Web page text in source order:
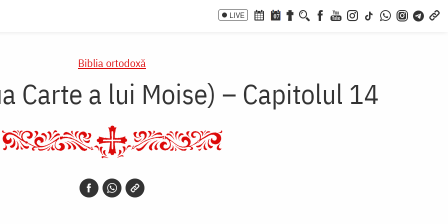
LIVE 07
Biblia ortodoxă
Carte a lui Moise) – Capitolul 14